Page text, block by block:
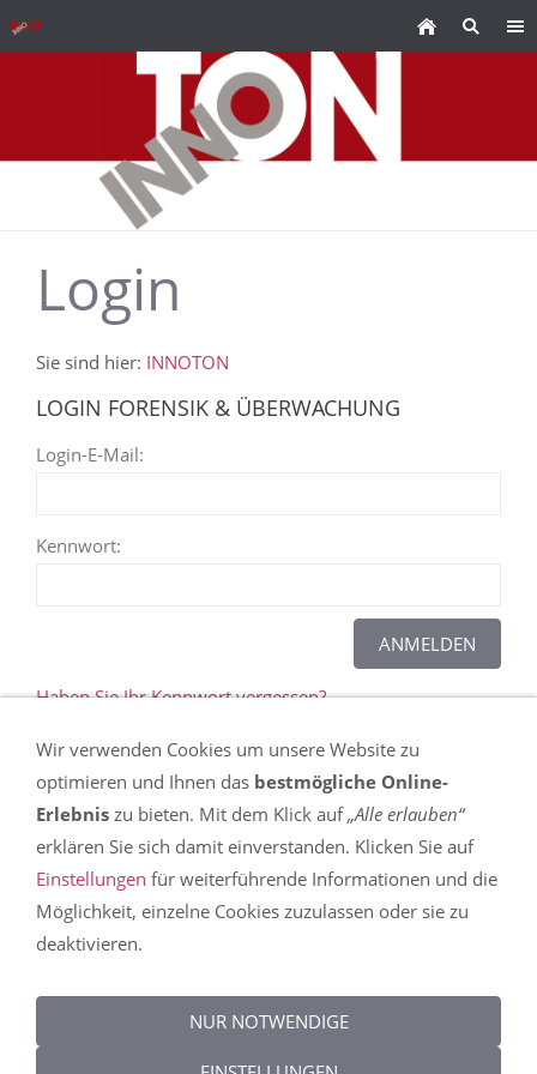
Login
Sie sind hier: INNOTON
LOGIN FORENSIK & ÜBERWACHUNG
Login-E-Mail:
Kennwort:
Haben Sie Ihr Kennwort vergessen?
da Sie der Speicherung der für die Darstellung
widersprochen haben. In
Nutzung von Cookies auf dieser Seite und können
Ihre Präferenzen detailliert anpassen.
DIESEN COOKIE ZULASSEN
Wir verwenden Cookies um unsere Website zu
optimieren und Ihnen das bestmögliche Online-
Erlebnis zu bieten. Mit dem Klick auf„Alle erlauben“
erklären Sie sich damit einverstanden. Klicken Sie auf
Einstellungen für weiterführende Informationen und die
Möglichkeit, einzelne Cookies zuzulassen oder sie zu
deaktivieren.
NUR NOTWENDIGE